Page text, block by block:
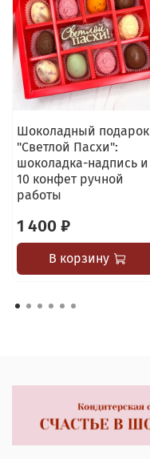
Шоколадный подарок
"Светлой Пасхи":
шоколадка-надпись и
10 конфет ручной
работы
1 400 ₽
В корзину